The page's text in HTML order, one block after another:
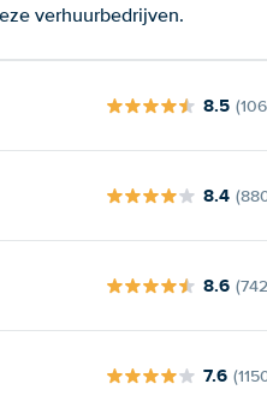
verhuurbedrijven.
8.5
8.4
8.6
7.6